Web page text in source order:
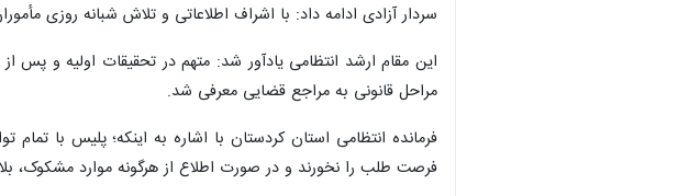
سردار آزادی ادامه داد: با اشراف اطلاعاتی و تلاش شبانه روزی
مراحل قانونی به مراجع قضایی معرفی شد.
فرمانده انتظامی استان کردستان با اشاره به اینکه؛ پلیس با
فرصت طلب را نخورند و در صورت اطلاع از هرگونه موارد مشکوک، بلافاصله مراتب را